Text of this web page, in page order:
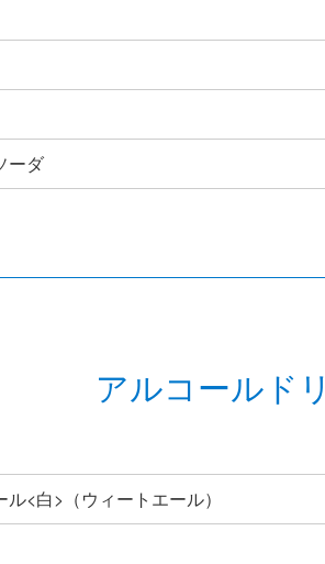
ーダ
アルコールド
<白>（ウィートエール）